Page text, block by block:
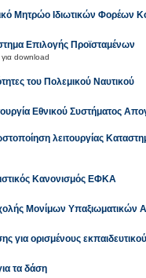
Μητρώο Ιδιωτικών Φορέων
Επιλογής Προϊσταμένων
για download
του Πολεμικού Ναυτικού
Εθνικού Συστήματος
λειτουργίας
Κανονισμός ΕΦΚΑ
Μονίμων Υπαξιωματικών
για ορισμένους
τα δάση